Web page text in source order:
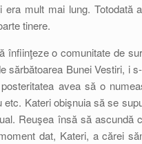
era mult mai lung.
tinere.
înfiinţeze o comunitate de
sărbătoarea Bunei Vestiri, i
avea să o
Kateri obişnuia să se
Reuşea însă să ascundă
dat, Kateri, a cărei